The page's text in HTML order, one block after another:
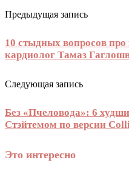
Предыдущая запись
10 стыдных вопросов про
кардиолог Тамаз
Следующая запись
Без «Пчеловода»: 6
Стэйтемом по версии
Это интересно